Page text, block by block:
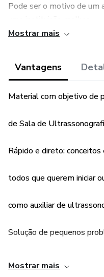
Pode ser o motivo de um
Dicas práticas e diretas.
Mostrar mais
Vantagens
Material com objetivo de
de Sala de
Rápido e direto: conceitos
todos que querem iniciar
como auxiliar de
Solução de pequenos
Mostrar mais